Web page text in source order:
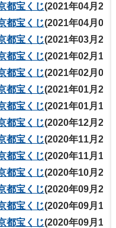
都宝くじ(2021年04月23
都宝くじ(2021年04月05
都宝くじ(2021年03月26
都宝くじ(2021年02月19
都宝くじ(2021年02月05
都宝くじ(2021年01月29
都宝くじ(2021年01月15
都宝くじ(2020年12月25
都宝くじ(2020年11月27
都宝くじ(2020年11月13
都宝くじ(2020年10月23
都宝くじ(2020年09月25
都宝くじ(2020年09月11
都宝くじ(2020年09月11